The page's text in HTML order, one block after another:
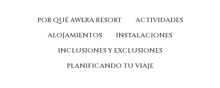
POR QUÉ AWERA RESORT
ACTIVIDADES
ALOJAMIENTOS
INSTALACIONES
INCLUSIONES Y EXCLUSIONES
PLANIFICANDO TU VIAJE